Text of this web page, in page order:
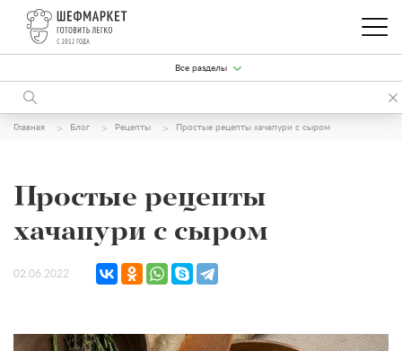
Все разделы
Главная Блог Рецепты Простые рецепты хачапури с сыром
Простые рецепты
хачапури с сыром
02.06.2022